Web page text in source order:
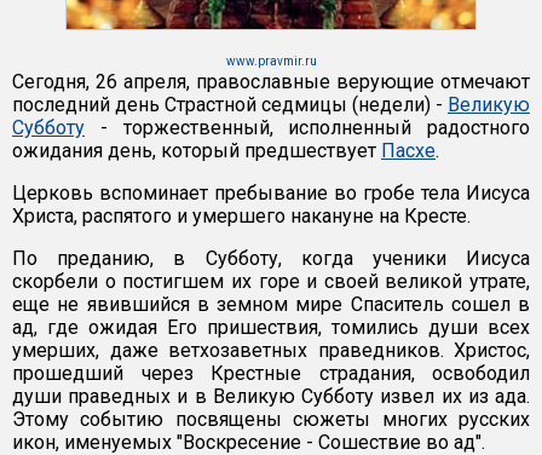
www.pravmir.ru
Сегодня, 26 апреля, православные верующие отмечают
последний день Страстной седмицы (недели) - Великую
Субботу - торжественный, исполненный радостного
ожидания день, который предшествует Пасхе.
Церковь вспоминает пребывание во гробе тела Иисуса
Христа, распятого и умершего накануне на Кресте.
По преданию, в Субботу, когда ученики Иисуса
скорбели о постигшем их горе и своей великой утрате,
еще не явившийся в земном мире Спаситель сошел в
ад, где ожидая Его пришествия, томились души всех
умерших, даже ветхозаветных праведников. Христос,
прошедший через Крестные страдания, освободил
души праведных и в Великую Субботу извел их из ада.
Этому событию посвящены сюжеты многих русских
икон, именуемых "Воскресение - Сошествие во ад".